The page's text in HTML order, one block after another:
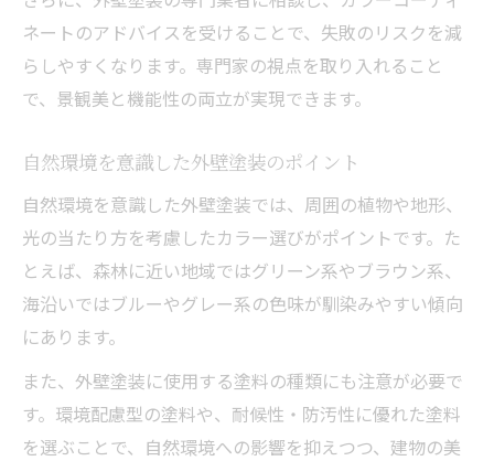
ネートのアドバイスを受けることで、失敗のリスクを減
らしやすくなります。専門家の視点を取り入れること
で、景観美と機能性の両立が実現できます。
自然環境を意識した外壁塗装のポイント
自然環境を意識した外壁塗装では、周囲の植物や地形、
光の当たり方を考慮したカラー選びがポイントです。た
とえば、森林に近い地域ではグリーン系やブラウン系、
海沿いではブルーやグレー系の色味が馴染みやすい傾向
にあります。
また、外壁塗装に使用する塗料の種類にも注意が必要で
す。環境配慮型の塗料や、耐候性・防汚性に優れた塗料
を選ぶことで、自然環境への影響を抑えつつ、建物の美